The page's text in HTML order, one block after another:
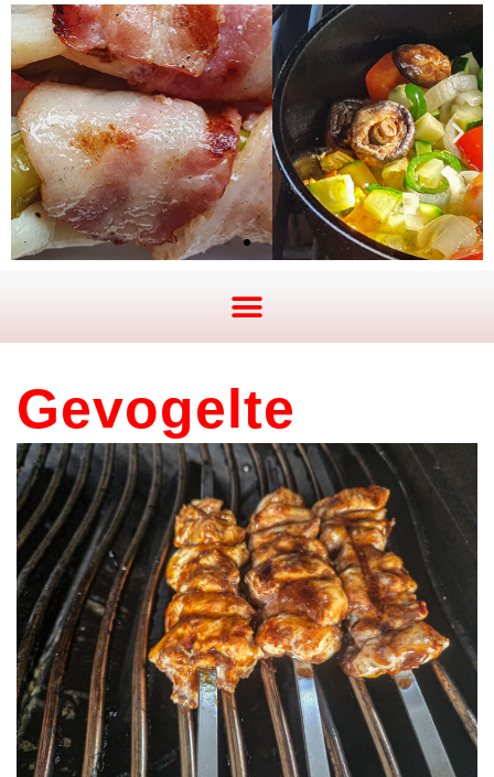
Gevogelte